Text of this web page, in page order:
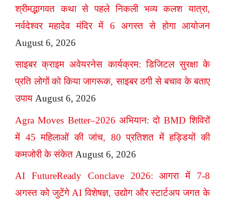
श्रीमद्भागवत कथा से पहले निकली भव्य कलश यात्रा,
नर्वदेश्वर महादेव मंदिर में 6 अगस्त से होगा आयोजन
August 6, 2026
साइबर क्राइम अवेयरनेस कार्यक्रम: डिजिटल सुरक्षा के
प्रति लोगों को किया जागरूक, साइबर ठगी से बचाव के बताए
उपाय August 6, 2026
Agra Moves Better–2026 अभियान: दो BMD शिविरों
में 45 महिलाओं की जांच, 80 प्रतिशत में हड्डियों की
कमजोरी के संकेत August 6, 2026
AI FutureReady Conclave 2026: आगरा में 7-8
अगस्त को जुटेंगे AI विशेषज्ञ, उद्योग और स्टार्टअप जगत के